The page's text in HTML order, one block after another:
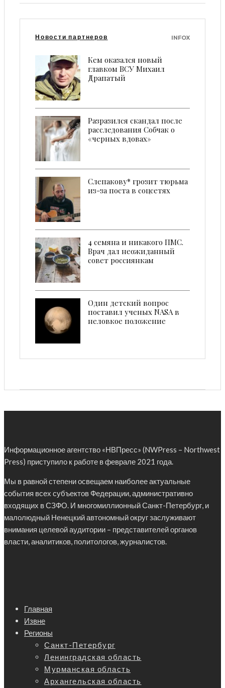
Новости партнеров INFOX
Кем оказался новый
главком ВСУ Михаил
Драпатый
Разразился скандал после
расследования Собчак о
«черных вдовах»
Слепакову* грозит тюрьма
из-за поста в соцсетях
4 семянa и никакого ПМС.
Врач дал неожиданный
совет россиянкам
Один детский вопрос
поставил ученых NASA в
неловкое положение
Информационное агентство «НВПресс» (NWPress – Northwest
Press) приступило к работе в феврале 2021 года.
Мы в равной степени освещаем наиболее актуальные
события всех субъектов Федерации, административно
входящих в СЗФО. И многомиллионный Санкт-Петербург, и
малолюдный Ненецкий автономный округ заслуживают
внимания целевой аудитории – представителей органов
власти, аналитиков, политологов, журналистов.
Главная
Извне
Регионы
Санкт-Петербург
Ленинградская область
Мурманская область
Архангельская область